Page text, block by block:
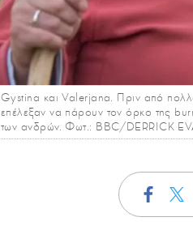
Gystina και Valerjana. Πριν από
επέλεξαν να πάρουν τον όρκο της
των ανδρών. Φωτ.: BBC/DERRICK